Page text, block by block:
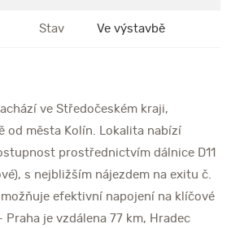
Stav Ve výstavbě
ve Středočeském kraji,
od města Kolín. Lokalita nabízí
prostřednictvím dálnice D11
s nejbližším nájezdem na exitu č.
efektivní napojení na klíčové
je vzdálena 77 km, Hradec